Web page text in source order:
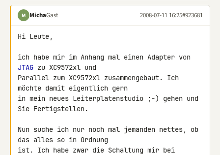
M MichaGast 2008-07-11 16:25#923681
Hi Leute,
JTAG zu XC9572xl und
Parallel zum XC9572xl zusammengebaut. Ich
möchte damit eigentlich gern
in mein neues Leiterplatenstudio ;-) gehen und
Sie Fertigstellen.
Nun suche ich nur noch mal jemanden nettes, ob
das alles so in Ordnung
ist. Ich habe zwar die Schaltung mir bei